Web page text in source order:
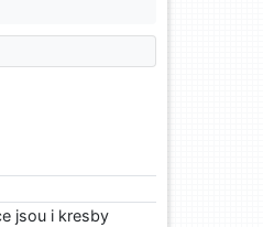
jsou i kresby